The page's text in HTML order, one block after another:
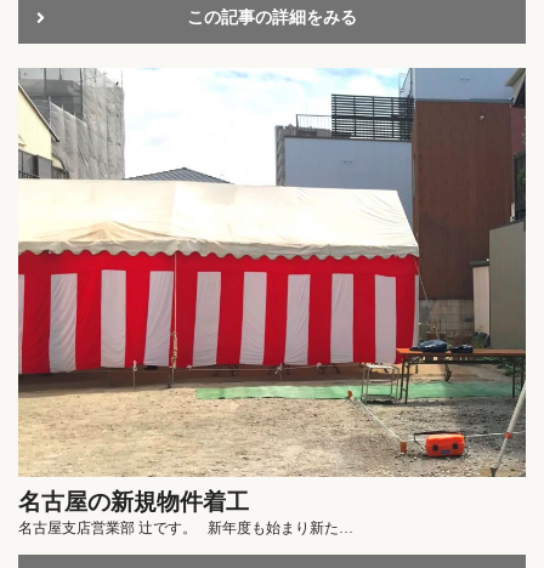
この記事の詳細をみる
名古屋の新規物件着工
名古屋支店営業部 辻です。 新年度も始まり新た…